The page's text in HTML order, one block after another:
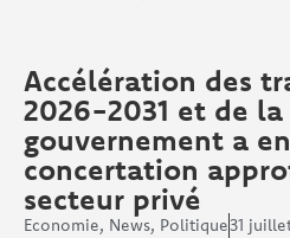
Accélération des
2026-2031 et de
gouvernement a
concertation
secteur privé
Economie, News, Politique31